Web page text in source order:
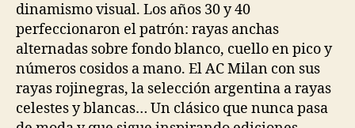
dinamismo visual. Los años 30 y 40
perfeccionaron el patrón: rayas anchas
alternadas sobre fondo blanco, cuello en pico y
números cosidos a mano. El AC Milan con sus
rayas rojinegras, la selección argentina a rayas
celestes y blancas… Un clásico que nunca pasa